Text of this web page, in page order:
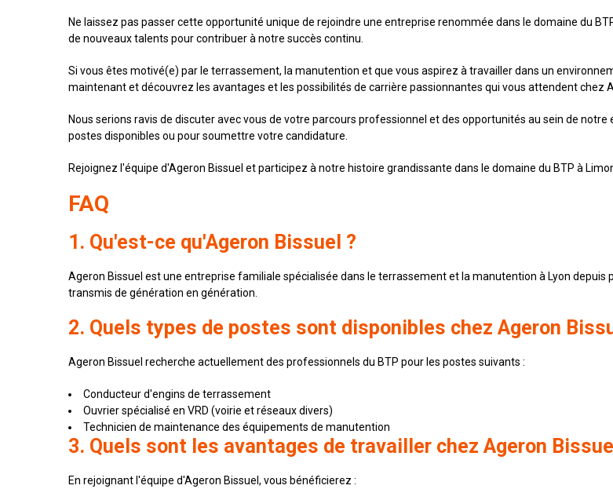
Ne laissez pas passer cette opportunité unique de rejoindre une entreprise renommée dans le domaine du
de nouveaux talents pour contribuer à notre succès continu.
Si vous êtes motivé(e) par le terrassement, la manutention et que vous aspirez à travailler dans un
maintenant et découvrez les avantages et les possibilités de carrière passionnantes qui vous attendent chez
Nous serions ravis de discuter avec vous de votre parcours professionnel et des opportunités au sein de
postes disponibles ou pour soumettre votre candidature.
Rejoignez l'équipe d'Ageron Bissuel et participez à notre histoire grandissante dans le domaine du BTP à
FAQ
1. Qu'est-ce qu'Ageron Bissuel ?
Ageron Bissuel est une entreprise familiale spécialisée dans le terrassement et la manutention à Lyon depuis
transmis de génération en génération.
2. Quels types de postes sont disponibles chez Ageron
Ageron Bissuel recherche actuellement des professionnels du BTP pour les postes suivants :
Conducteur d'engins de terrassement
Ouvrier spécialisé en VRD (voirie et réseaux divers)
Technicien de maintenance des équipements de manutention
3. Quels sont les avantages de travailler chez Ageron
En rejoignant l'équipe d'Ageron Bissuel, vous bénéficierez :